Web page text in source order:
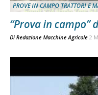
PROVE IN CAMPO TRATTORI E
“Prova in campo”
Di Redazione Macchine Agricole 2